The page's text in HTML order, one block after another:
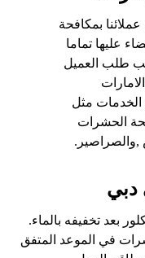
بمكافحة
عليها تماما
طلب العميل
الخدمات مثل
الحشرات
,والصراصير.
دبي
بعد تخفيفه بالماء.
في الموعد المتفق